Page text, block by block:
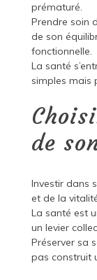
prématuré.
Prendre soin
de son
fonctionnelle.
La santé
simples mais
de
Investir dans
et de la
La santé est
un levier
Préserver sa
pas construit